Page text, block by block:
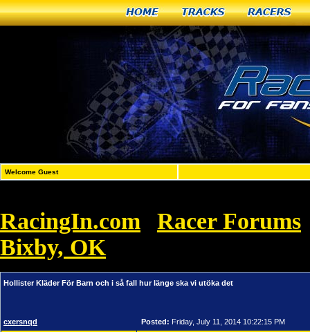
Home Tracks Racers
Welcome Guest
RacingIn.com Racer Forums
Bixby, OK
Hollister Kläder För Barn och i så fall hur länge ska vi utöka det
cxersnqd Posted: Friday, July 11, 2014 10:22:15 PM